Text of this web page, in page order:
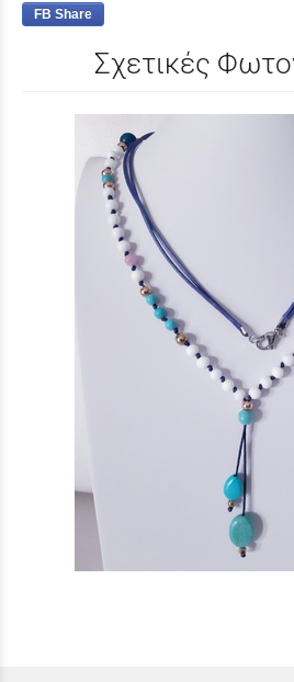
FB Share
Σχετικές